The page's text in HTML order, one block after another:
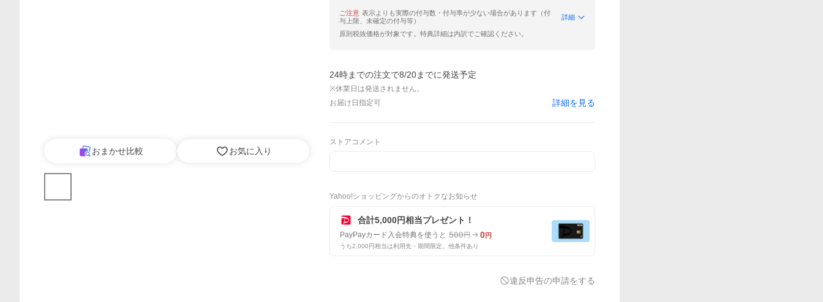
おまかせ比較 お気に入り
ご注意 表示よりも実際の付与数・付与率が少ない場合があります（付
与上限、未確定の付与等）
詳細
原則税抜価格が対象です。特典詳細は内訳でご確認ください。
24時までの注文で8/20までに発送予定
※休業日は発送されません。
お届け日指定可
詳細を見る
ストアコメント
Yahoo!ショッピングからのオトクなお知らせ
合計5,000円相当プレゼント！
PayPayカード入会特典を使うと 500円 0円
うち2,000円相当は利用先・期間限定。他条件あり
違反申告の申請をする